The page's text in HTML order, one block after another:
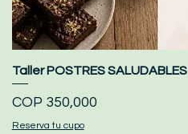
Quick View
Taller POSTRES SALUDABLES
Price
COP 350,000
Reserva tu cupo